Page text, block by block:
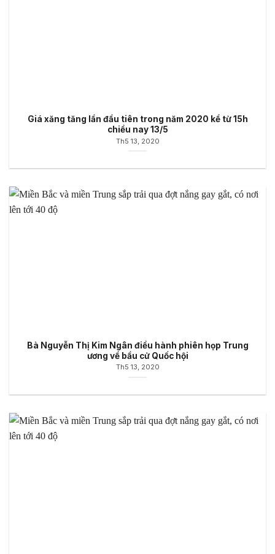
Giá xăng tăng lần đầu tiên trong năm 2020 kể từ 15h
chiều nay 13/5
Th5 13, 2020
Bà Nguyễn Thị Kim Ngân điều hành phiên họp Trung
ương về bầu cử Quốc hội
Th5 13, 2020